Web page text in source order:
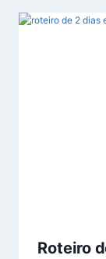
Roteiro